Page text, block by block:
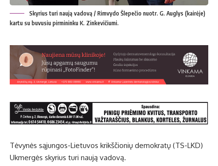
Skyrius turi naują vadovą / Rimvydo Šlepečio nuotr. G. Auglys (kairėje)
kartu su buvusiu pirmininku K. Zinkevičiumi.
Tėvynės sąjungos-Lietuvos krikščionių demokratų (TS-LKD)
Ukmergės skyrius turi naują vadovą.